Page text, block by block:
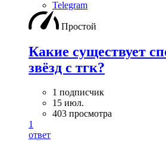
Telegram
Простой
Какие существует
звёзд с тгк?
1 подписчик
15 июл.
403 просмотра
1
ответ